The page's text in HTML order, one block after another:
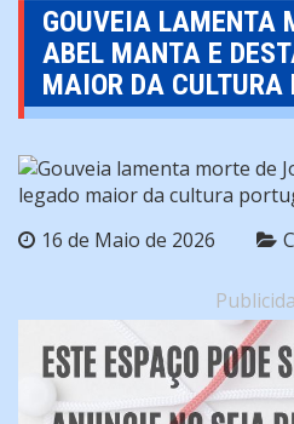
GOUVEIA LAMENTA
ABEL MANTA E
MAIOR DA CULTURA
16 de Maio de 2026